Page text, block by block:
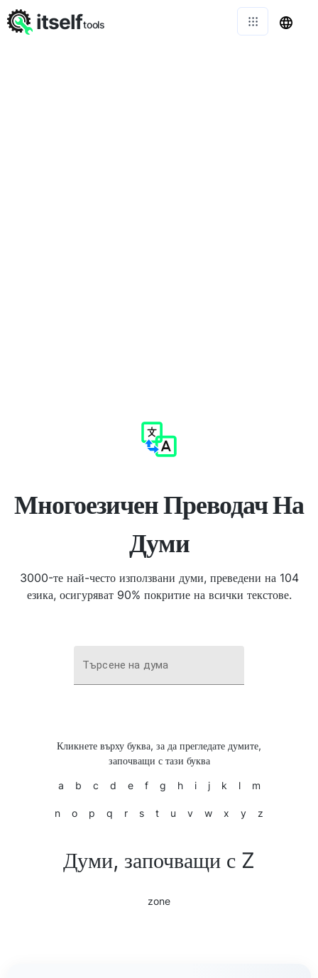
Многоезичен Преводач На
Думи
3000-те най-често използвани думи, преведени на 104
езика, осигуряват 90% покритие на всички текстове.
Търсене на дума
Кликнете върху буква, за да прегледате думите,
започващи с тази буква
a b c d e f g h i j k l m
n o p q r s t u v w x y z
Думи, започващи с Z
zone
itselftools